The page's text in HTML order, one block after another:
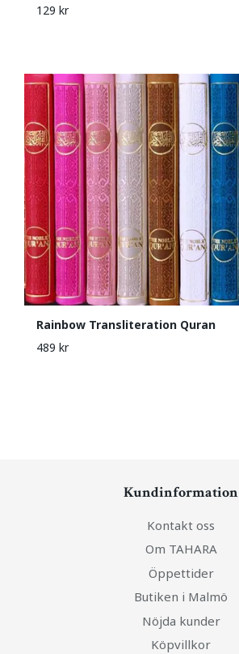
129 kr
Rainbow Transliteration Quran
489 kr
Kundinformation
Kontakt oss
Om TAHARA
Öppettider
Butiken i Malmö
Nöjda kunder
Köpvillkor